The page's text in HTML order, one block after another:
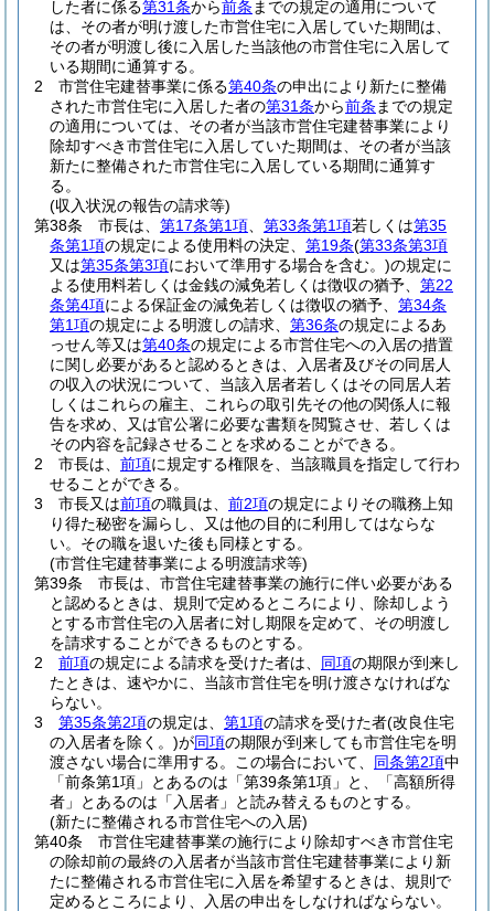
した者に係る第31条から前条 までの規定の適用について
は、その者が明け渡した市営住宅に入居していた期間は、
その者が明渡し後に入居した当該他の市営住宅に入居して
いる期間に通算する。
2
市営住宅建替事業に係る第40条の申出により新たに整備
された市営住宅に入居した者の第31条から前条 までの規定
の適用については、その者が当該市営住宅建替事業により
除却すべき市営住宅に入居していた期間は、その者が当該
新たに整備された市営住宅に入居している期間に通算す
る。
(収入状況の報告の請求等)
第38条
市長は、 第17条第1項 第33条第1項若しくは第35
条第1項の規定による使用料の決定、 第19条(第33条第3項
又は第35条第3項において準用する場合を含む。)の規定に
よる使用料若しくは金銭の減免若しくは徴収の猶予、 第22
条第4項による保証金の減免若しくは徴収の猶予、 第34条
第1項の規定による明渡しの請求、 第36条の規定によるあ
っせん等又は第40条の規定による市営住宅への入居の措置
に関し必要があると認めるときは、入居者及びその同居人
の収入の状況について、当該入居者若しくはその同居人若
しくはこれらの雇主、これらの取引先その他の関係人に報
告を求め、又は官公署に必要な書類を閲覧させ、若しくは
その内容を記録させることを求めることができる。
2
市長は、 前項に規定する権限を、当該職員を指定して行わ
せることができる。
3
市長又は前項の職員は、 前2項の規定によりその職務上知
り得た秘密を漏らし、又は他の目的に利用してはならな
い。 その職を退いた後も同様とする。
(市営住宅建替事業による明渡請求等)
第39条
市長は、市営住宅建替事業の施行に伴い必要がある
と認めるときは、規則で定めるところにより、除却しよう
とする市営住宅の入居者に対し期限を定めて、その明渡し
を請求することができるものとする。
2
前項の規定による請求を受けた者は、 同項の期限が到来し
たときは、速やかに、当該市営住宅を明け渡さなければな
らない。
3
第35条第2項の規定は、 第1項の請求を受けた者(改良住宅
の入居者を除く。)が同項の期限が到来しても市営住宅を明
渡さない場合に準用する。
この場合において、 同条第2項中
「前条第1項」とあるのは「第39条第1項」と、「高額所得
者」とあるのは「入居者」と読み替えるものとする。
(新たに整備される市営住宅への入居)
第40条
市営住宅建替事業の施行により除却すべき市営住宅
の除却前の最終の入居者が当該市営住宅建替事業により新
たに整備される市営住宅に入居を希望するときは、規則で
定めるところにより、入居の申出をしなければならない。